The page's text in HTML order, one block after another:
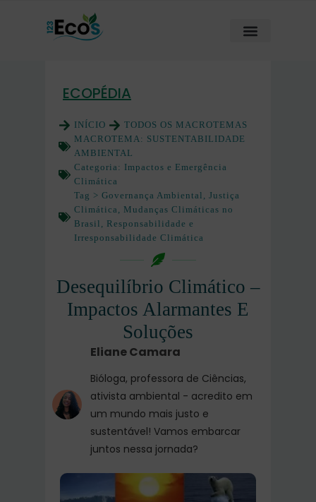
ECOPÉDIA
INÍCIO
TODOS OS MACROTEMAS
MACROTEMA: SUSTENTABILIDADE
AMBIENTAL
Categoria: Impactos e Emergência
Climática
Tag > Governança Ambiental , Justiça
Climática , Mudanças Climáticas no
Brasil , Responsabilidade e
Irresponsabilidade Climática
Desequilíbrio Climático –
Impactos Alarmantes E
Soluções
Eliane Camara
Bióloga, professora de Ciências,
ativista ambiental - acredito em
um mundo mais justo e
sustentável! Vamos embarcar
juntos nessa jornada?